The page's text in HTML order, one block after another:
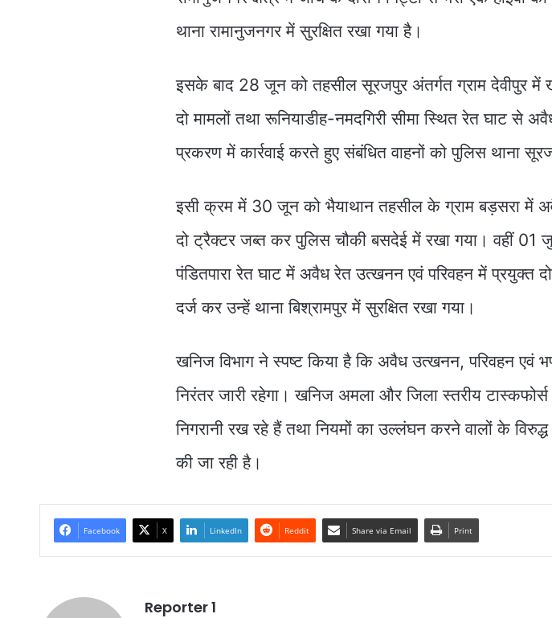
थाना रामानुजनगर में सुरक्षित रखा गया है।
इसके बाद 28 जून को तहसील सूरजपुर अंतर्गत ग्राम देवीपुर में
दो मामलों तथा रूनियाडीह-नमदगिरी सीमा स्थित रेत घाट से
प्रकरण में कार्रवाई करते हुए संबंधित वाहनों को पुलिस थाना
इसी क्रम में 30 जून को भैयाथान तहसील के ग्राम बड़सरा में
दो ट्रैक्टर जब्त कर पुलिस चौकी बसदेई में रखा गया। वहीं 01
पंडितपारा रेत घाट में अवैध रेत उत्खनन एवं परिवहन में प्रयुक्त
दर्ज कर उन्हें थाना बिश्रामपुर में सुरक्षित रखा गया।
खनिज विभाग ने स्पष्ट किया है कि अवैध उत्खनन, परिवहन एवं
निरंतर जारी रहेगा। खनिज अमला और जिला स्तरीय टास्कफोर्स
निगरानी रख रहे हैं तथा नियमों का उल्लंघन करने वालों के विरुद्ध
की जा रही है।
Facebook X LinkedIn Reddit Share via Email Print
Reporter 1